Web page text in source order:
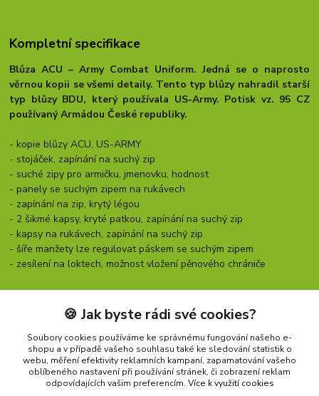
Kompletní specifikace
Blůza ACU – Army Combat Uniform. Jedná se o naprosto
věrnou kopii se všemi detaily. Tento typ blůzy nahradil starší
typ blůzy BDU, který používala US-Army. Potisk vz. 95 CZ
používaný Armádou České republiky.
- kopie blůzy ACU, US-ARMY
- stojáček, zapínání na suchý zip
- suché zipy pro armičku, jmenovku, hodnost
- panely se suchým zipem na rukávech
- zapínání na zip, krytý légou
- 2 šikmé kapsy, kryté patkou, zapínání na suchý zip
- kapsy na rukávech, zapínání na suchý zip
- šíře manžety lze regulovat páskem se suchým zipem
- zesílení na loktech, možnost vložení pěnového chrániče
Barva:vz. 95
100% bavlna, Rip Stop
viz. tabulky velikostí
Zboží zařazeno v kategoriích
🍪 Jak byste rádi své cookies?
Soubory cookies používáme ke správnému fungování našeho e-
shopu a v případě vašeho souhlasu také ke sledování statistik o
webu, měření efektivity reklamních kampaní, zapamatování vašeho
oblíbeného nastavení při používání stránek, či zobrazení reklam
odpovídajících vašim preferencím. Více k využití cookies